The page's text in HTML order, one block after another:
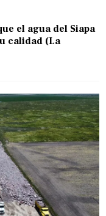
el agua del Siapa
calidad (La